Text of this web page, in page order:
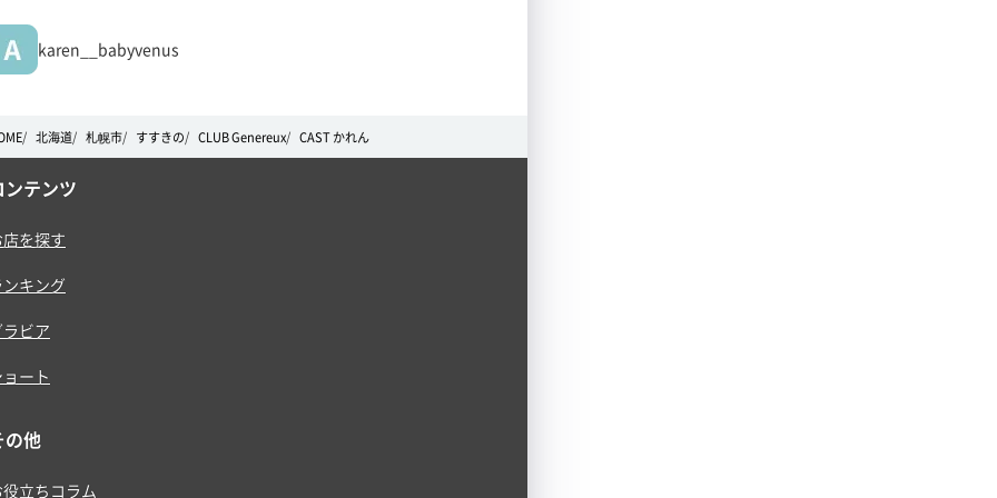
karen__babyvenus
北海道 札幌市 すすきの CLUB Genereux CAST かれん
ンテンツ
を探す
キング
ビア
ート
の他
立ちコラム